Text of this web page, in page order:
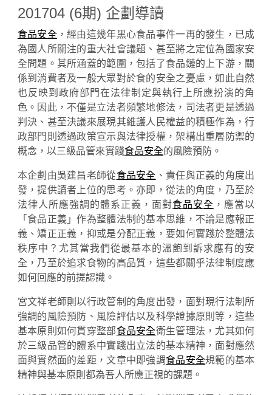
201704 (6期) 企劃導讀
食品安全，經由這幾年黑心食品事件一再的發生，已成
為國人所關注的重大社會議題、甚至將之定位為國家安
全問題。其所涵蓋的範圍，包括了食品鏈的上下游，關
係到消費者及一般大眾對於食的安全之憂慮，如此自然
也反映到政府部門在法律制定與執行上所應扮演的角
色。因此，不僅是立法者頻繁地修法，司法者更是透過
判決、甚至決議來展現其維護人民權益的積極作為，行
政部門則透過政策宣示與法律授權，架構出重層防禦的
概念，以三級品管來實踐食品安全的風險預防。
本企劃由吳建昌老師從食品安全 、責任與正義的角度出
發，提供讀者上位的思考。亦即，從法的角度，乃至於
法律人所應強調的體系正義，面對食品安全 ，應當以
「食品正義」作為整體法制的基本思維，不論是應報正
義、矯正正義，抑或是分配正義，要如何實踐於整體法
秩序中？尤其當我們從最基本的溫飽到訴求應有的安
全，乃至於追求食物的高品質，這些都關乎法律制度應
如何回應的前提認識。
宮文祥老師則以行政管制的角度出發，面對現行法制所
強調的風險預防、風險評估以及科學證據原則等，這些
基本原則如何貫穿整部食品安全衛生管理法，尤其如何
於三級品管的體系中實踐出立法的基本精神，面對應然
面與實然面的差距，文章中即強調食品安全規範的基本
精神與基本原則都為吾人所應正視的課題。